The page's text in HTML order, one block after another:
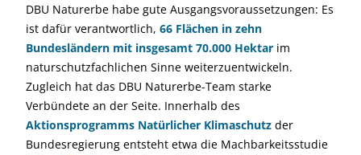
DBU Naturerbe habe gute Ausgangsvoraussetzungen: Es
ist dafür verantwortlich, 66 Flächen in zehn
Bundesländern mit insgesamt 70.000 Hektar im
naturschutzfachlichen Sinne weiterzuentwickeln.
Zugleich hat das DBU Naturerbe-Team starke
Verbündete an der Seite. Innerhalb des
Aktionsprogramms Natürlicher Klimaschutz der
Bundesregierung entsteht etwa die Machbarkeitsstudie